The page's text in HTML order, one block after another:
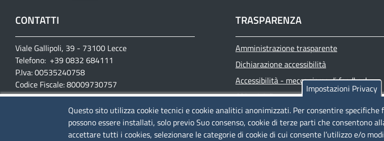
CONTATTI
Viale Gallipoli, 39 - 73100 Lecce
Telefono: +39 0832 684111
P.Iva: 00535240758
Codice Fiscale: 80009730757
cciaa@le.legalmail.camcom.it (riceve solo da PEC)
cameradicommercio@le.camcom.it
TRASPARENZA
Amministrazione trasparente
Dichiarazione accessibilità
Accessibilità - meccanismo di feedback
Obiettivi di accessibilità
Albo Online
Comunicazione
Impostazioni Privacy
Questo sito utilizza cookie tecnici e cookie analitici anonimizzati. Per consentire
possono essere installati, solo previo Suo consenso, cookie di terze parti che consentono
accettare tutti i cookies, selezionare le categorie di cookie di cui consente l’utilizzo e/o